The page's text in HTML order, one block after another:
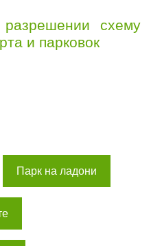
схему
и парковок
Парк на ладони